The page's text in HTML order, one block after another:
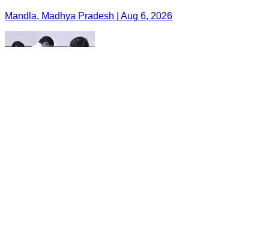
Mandla, Madhya Pradesh | Aug 6, 2026